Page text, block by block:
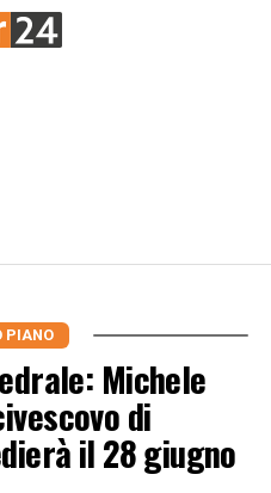
PIANO
Michele
di
il 28 giugno